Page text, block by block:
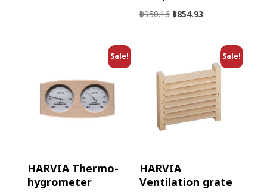
฿950.16฿854.93
Sale!
HARVIA Thermo-
hygrometer
Sale!
HARVIA
Ventilation grate